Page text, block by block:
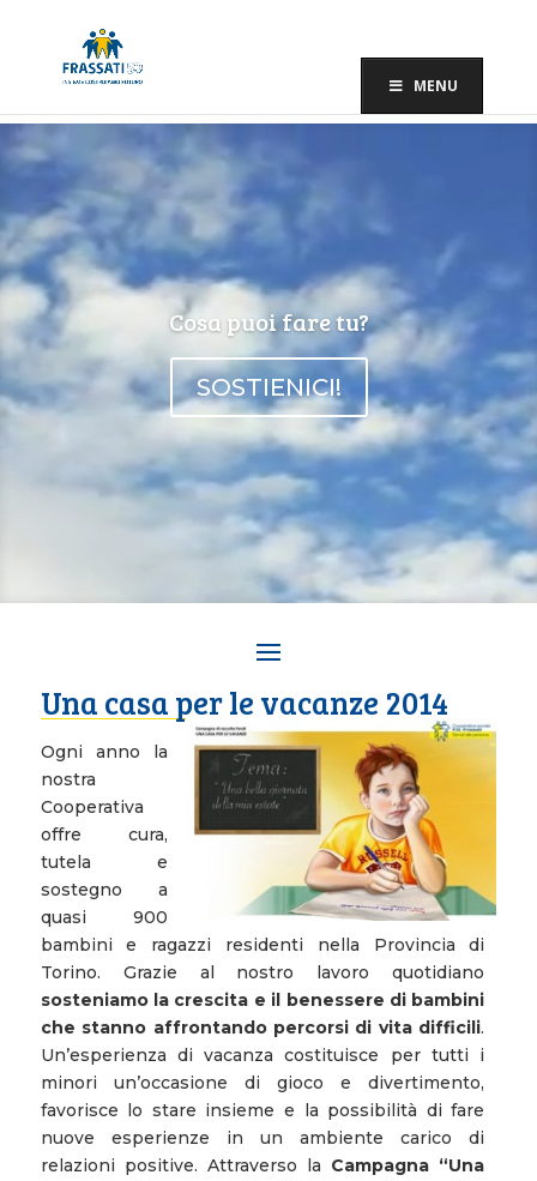
MENU
Cosa puoi fare tu?
SOSTIENICI!
Una casa per le vacanze 2014
Ogni anno la
nostra
Cooperativa
offre cura,
tutela e
sostegno a
quasi 900
bambini e ragazzi residenti nella Provincia di
Torino. Grazie al nostro lavoro quotidiano
sosteniamo la crescita e il benessere di bambini
che stanno affrontando percorsi di vita difficili.
Un’esperienza di vacanza costituisce per tutti i
minori un’occasione di gioco e divertimento,
favorisce lo stare insieme e la possibilità di fare
nuove esperienze in un ambiente carico di
relazioni positive. Attraverso la Campagna “Una